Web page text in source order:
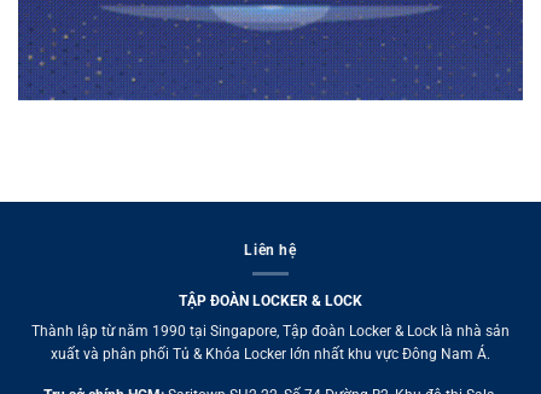
Liên hệ
TẬP ĐOÀN LOCKER & LOCK
Thành lập từ năm 1990 tại Singapore, Tập đoàn Locker & Lock là nhà sản
xuất và phân phối Tủ & Khóa Locker lớn nhất khu vực Đông Nam Á.